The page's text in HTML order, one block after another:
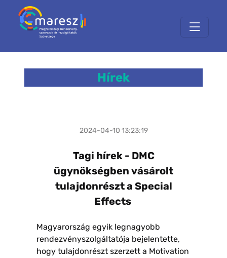
Hírek
2024-04-10 13:23:19
Tagi hírek - DMC
ügynökségben vásárolt
tulajdonrészt a Special
Effects
Magyarország egyik legnagyobb
rendezvényszolgáltatója bejelentette,
hogy tulajdonrészt szerzett a Motivation